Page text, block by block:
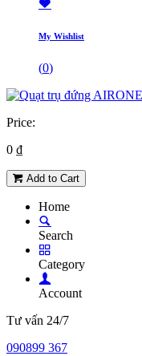
My Wishlist
(0)
Price:
0 ₫
Add to Cart
Home
Search
Category
Account
Tư vấn 24/7
090899 367